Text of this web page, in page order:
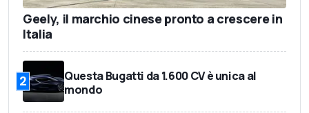
Geely, il marchio cinese pronto a crescere in
Italia
2
Questa Bugatti da 1.600 CV è unica al
mondo